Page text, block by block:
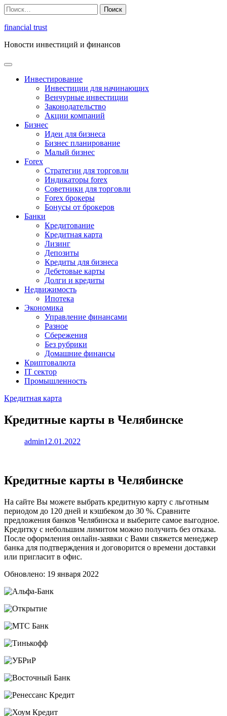
Перейти
к
содержимому
Найти:
financial trust
Новости инвестиций и финансов
Инвестирование
Инвестиции для начинающих
Венчурные инвестиции
Законодательство
Акции компаний
Бизнес
Идеи для бизнеса
Бизнес планирование
Малый бизнес
Forex
Стратегии для торговли
Индикаторы forex
Советники для торговли
Forex брокеры
Бонусы от брокеров
Банки
Кредитование
Кредитная карта
Лизинг
Депозиты
Кредиты для бизнеса
Дебетовые карты
Долги и кредиты
Недвижимость
Ипотека
Экономика
Управление финансами
Разное
Сбережения
Без рубрики
Домашние финансы
Криптовалюта
IT сектор
Промышленность
Кредитная карта
Кредитные карты в Челябинске
admin12.01.2022
Кредитные карты в Челябинске
На сайте Вы можете выбрать кредитную карту с льготным
периодом до 120 дней и кэшбеком до 30 %. Сравните
предложения банков Челябинска и выберите самое выгодное.
Кредитку с небольшим лимитом можно получить без отказа.
После оформления онлайн-заявки с Вами свяжется менеджер
банка для подтверждения и договорится о времени доставки
или пригласит в офис.
Обновлено: 19 января 2022